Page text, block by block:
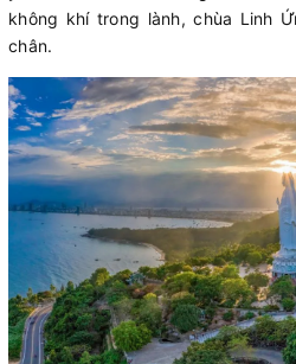
không khí trong lành, chùa Linh
chân.